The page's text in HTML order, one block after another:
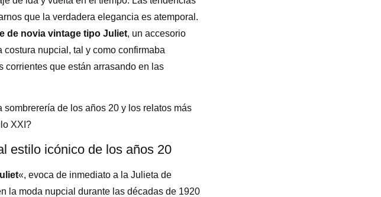
que la verdadera elegancia es atemporal.
de novia vintage tipo Juliet, un accesorio
nupcial, tal y como confirmaba
corrientes que están arrasando en las
de los años 20 y los relatos más
XXI?
estilo icónico de los años 20
«, evoca de inmediato a la Julieta de
la moda nupcial durante las décadas de 1920